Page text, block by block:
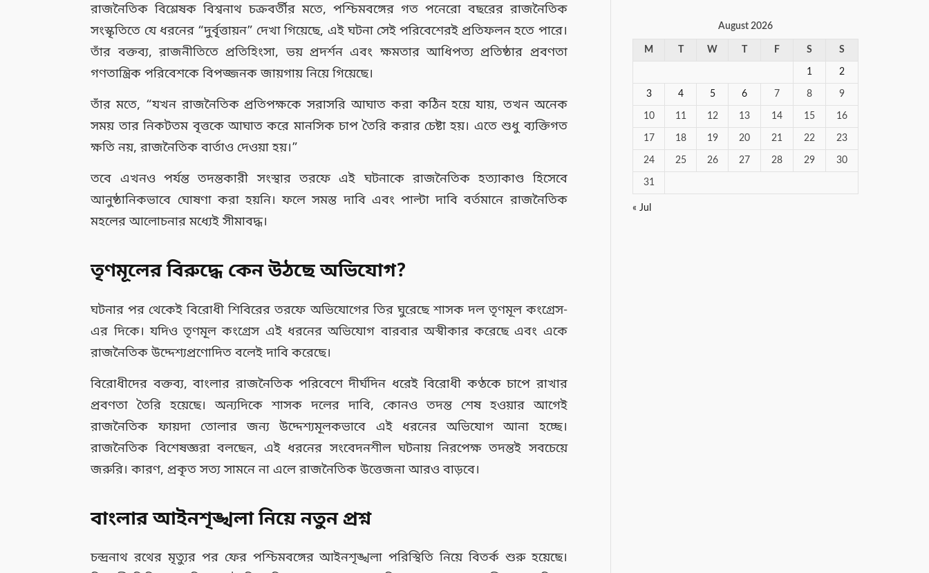
রাজনৈতিক বিশ্লেষক বিশ্বনাথ চক্রবর্তীর মতে, পশ্চিমবঙ্গের গত পনেরো বছরের রাজনৈতিক
সংস্কৃতিতে যে ধরনের “দুর্বৃত্তায়ন” দেখা গিয়েছে, এই ঘটনা সেই পরিবেশেরই প্রতিফলন হতে পারে।
তাঁর বক্তব্য, রাজনীতিতে প্রতিহিংসা, ভয় প্রদর্শন এবং ক্ষমতার আধিপত্য প্রতিষ্ঠার প্রবণতা
গণতান্ত্রিক পরিবেশকে বিপজ্জনক জায়গায় নিয়ে গিয়েছে।
তাঁর মতে, “যখন রাজনৈতিক প্রতিপক্ষকে সরাসরি আঘাত করা কঠিন হয়ে যায়, তখন অনেক
সময় তার নিকটতম বৃত্তকে আঘাত করে মানসিক চাপ তৈরি করার চেষ্টা হয়। এতে শুধু ব্যক্তিগত
ক্ষতি নয়, রাজনৈতিক বার্তাও দেওয়া হয়।”
তবে এখনও পর্যন্ত তদন্তকারী সংস্থার তরফে এই ঘটনাকে রাজনৈতিক হত্যাকাণ্ড হিসেবে
আনুষ্ঠানিকভাবে ঘোষণা করা হয়নি। ফলে সমস্ত দাবি এবং পাল্টা দাবি বর্তমানে রাজনৈতিক
মহলের আলোচনার মধ্যেই সীমাবদ্ধ।
তৃণমূলের বিরুদ্ধে কেন উঠছে অভিযোগ?
ঘটনার পর থেকেই বিরোধী শিবিরের তরফে অভিযোগের তির ঘুরেছে শাসক দল তৃণমূল কংগ্রেস-
এর দিকে। যদিও তৃণমূল কংগ্রেস এই ধরনের অভিযোগ বারবার অস্বীকার করেছে এবং একে
রাজনৈতিক উদ্দেশ্যপ্রণোদিত বলেই দাবি করেছে।
বিরোধীদের বক্তব্য, বাংলার রাজনৈতিক পরিবেশে দীর্ঘদিন ধরেই বিরোধী কণ্ঠকে চাপে রাখার
প্রবণতা তৈরি হয়েছে। অন্যদিকে শাসক দলের দাবি, কোনও তদন্ত শেষ হওয়ার আগেই
রাজনৈতিক ফায়দা তোলার জন্য উদ্দেশ্যমূলকভাবে এই ধরনের অভিযোগ আনা হচ্ছে।
রাজনৈতিক বিশেষজ্ঞরা বলছেন, এই ধরনের সংবেদনশীল ঘটনায় নিরপেক্ষ তদন্তই সবচেয়ে
জরুরি। কারণ, প্রকৃত সত্য সামনে না এলে রাজনৈতিক উত্তেজনা আরও বাড়বে।
বাংলার আইনশৃঙ্খলা নিয়ে নতুন প্রশ্ন
চন্দ্রনাথ রথের মৃত্যুর পর ফের পশ্চিমবঙ্গের আইনশৃঙ্খলা পরিস্থিতি নিয়ে বিতর্ক শুরু হয়েছে।
August 2026
M W F S S
1 2
3 4 5 6 7 8 9
10 11 12 13 14 15 16
17 18 19 20 21 22 23
24 25 26 27 28 29 30
31
« Jul